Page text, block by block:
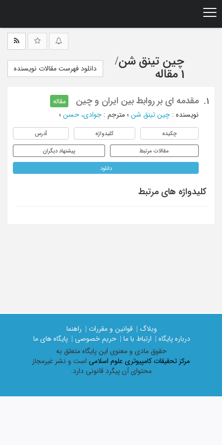
چین تینق شن/
1 مقاله
دانلود فهرست مقالات نویسنده
1. مقدمه ای بر روابط بین ایران و چین
مقاله
نویسنده : چین تینق شن ؛ مترجم : جوادی، حسن ؛
چکیده کلیدواژه آدرس
مقالات مرتبط پیشنهاد دیگران
دانلود
کلیدواژه های مرتبط
وبلاگ | قوانین و مقررات |
راهنما
درباره پایگاه |
ارتباط با ما | حریم خصوصی |
پایگاه های ما
حقوق مادی و معنوی اين پايگاه متعلق به
مرکز تحقیقات کامپیوتری علوم اسلامی است و نشر غیرمجاز
محتوای آن پیگرد قانونی دارد.